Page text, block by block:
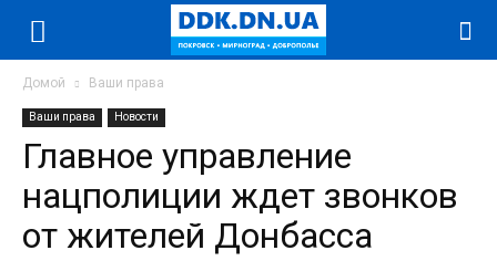
Домой Ваши права
Ваши права Новости
Главное управление
нацполиции ждет звонков
от жителей Донбасса